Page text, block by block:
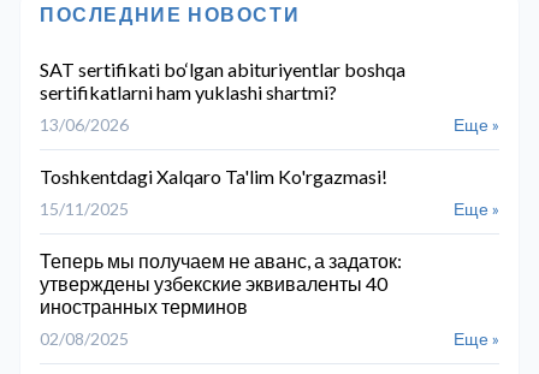
ПОСЛЕДНИЕ НОВОСТИ
SAT sertifikati bo‘lgan abituriyentlar boshqa
sertifikatlarni ham yuklashi shartmi?
13/06/2026 Еще »
Toshkentdagi Xalqaro Ta'lim Ko'rgazmasi!
15/11/2025 Еще »
Теперь мы получаем не аванс, а задаток:
утверждены узбекские эквиваленты 40
иностранных терминов
02/08/2025 Еще »